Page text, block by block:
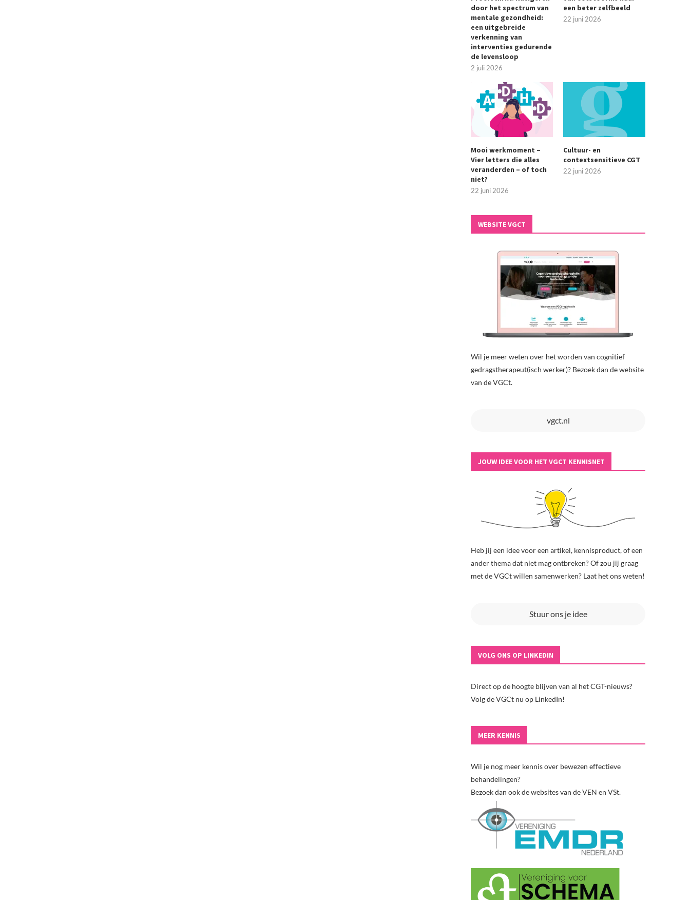
door het spectrum van
mentale gezondheid:
een uitgebreide
verkenning van
interventies gedurende
de levensloop
2 juli 2026
een beter zelfbeeld
22 juni 2026
Mooi werkmoment –
Vier letters die alles
veranderden – of toch
niet?
22 juni 2026
Cultuur- en
contextsensitieve CGT
22 juni 2026
WEBSITE VGCT
Wil je meer weten over het worden van cognitief
gedragstherapeut(isch werker)? Bezoek dan de website
van de VGCt.
vgct.nl
JOUW IDEE VOOR HET VGCT KENNISNET
Heb jij een idee voor een artikel, kennisproduct, of een
ander thema dat niet mag ontbreken? Of zou jij graag
met de VGCt willen samenwerken? Laat het ons weten!
Stuur ons je idee
VOLG ONS OP LINKEDIN
Direct op de hoogte blijven van al het CGT-nieuws?
Volg de VGCt nu op LinkedIn!
MEER KENNIS
Wil je nog meer kennis over bewezen effectieve
behandelingen?
Bezoek dan ook de websites van de VEN en VSt.